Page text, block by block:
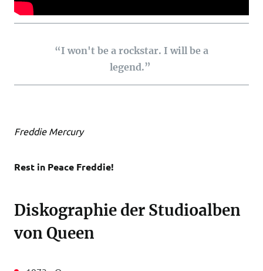
“I won't be a rockstar. I will be a
legend.”
Freddie Mercury
Rest in Peace Freddie!
Diskographie der Studioalben
von Queen